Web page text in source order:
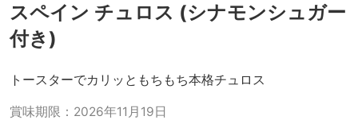
スペイン チュロス (シナモンシュガー
付き)
トースターでカリッともちもち本格チュロス
賞味期限： 2026年11月19日